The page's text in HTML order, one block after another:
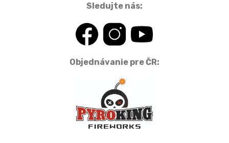
Sledujte nás:
Objednávanie pre ČR: